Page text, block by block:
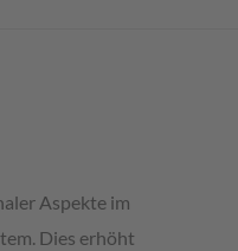
Aspekte im
Dies erhöht